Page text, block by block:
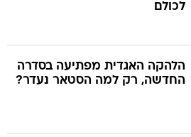
לכולם
הלהקה האגדית מפתיעה בסדרה
החדשה, רק למה הסטאר נעדר?